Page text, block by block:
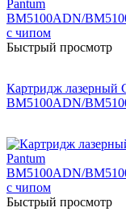
Быстрый просмотр
Картридж лазерный
BM5100ADN/
Быстрый просмотр